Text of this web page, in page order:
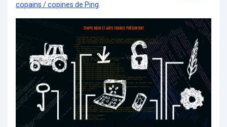
copains / copines de Ping.